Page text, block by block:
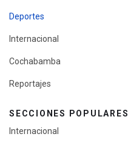
Deportes
Internacional
Cochabamba
Reportajes
SECCIONES POPULARES
Internacional